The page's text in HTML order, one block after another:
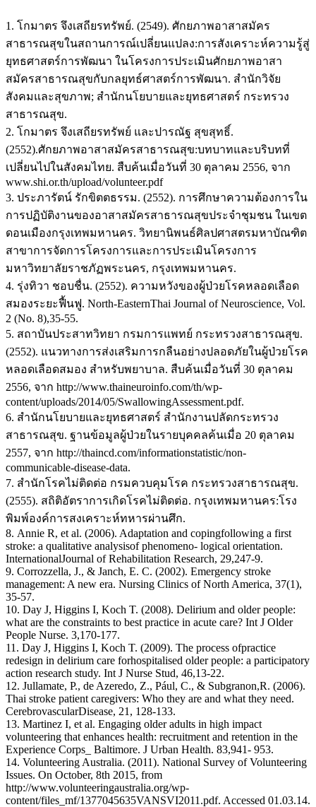
1. โกมาตร จึงเสถียรทรัพย์. (2549). ศักยภาพอาสาสมัคร
สาธารณสุขในสถานการณ์เปลี่ยนแปลง:การสังเคราะห์ความรู้สู่
ยุทธศาสตร์การพัฒนา ในโครงการประเมินศักยภาพอาสา
สมัครสาธารณสุขกับกลยุทธ์ศาสตร์การพัฒนา. สํานักวิจัย
สังคมและสุขภาพ; สำนักนโยบายและยุทธศาสตร์ กระทรวง
สาธารณสุข.
2. โกมาตร จึงเสถียรทรัพย์ และปารณัฐ สุขสุทธิ์.
(2552).ศักยภาพอาสาสมัครสาธารณสุข:บทบาทและบริบทที่
เปลี่ยนไปในสังคมไทย. สืบค้นเมื่อวันที่ 30 ตุลาคม 2556, จาก
www.shi.or.th/upload/volunteer.pdf
3. ประภารัตน์ รักขิตตธรรม. (2552). การศึกษาความต้องการใน
การปฏิบัติงานของอาสาสมัครสาธารณสุขประจําชุมชน ในเขต
ดอนเมืองกรุงเทพมหานคร. วิทยานิพนธ์ศิลปศาสตรมหาบัณฑิต
สาขาการจัดการโครงการและการประเมินโครงการ
มหาวิทยาลัยราชภัฏพระนคร, กรุงเทพมหานคร.
4. รุ่งทิวา ชอบชื่น. (2552). ความหวังของผู้ป่วยโรคหลอดเลือด
สมองระยะฟื้นฟู. North-EasternThai Journal of Neuroscience, Vol.
2 (No. 8),35-55.
5. สถาบันประสาทวิทยา กรมการแพทย์ กระทรวงสาธารณสุข.
(2552). แนวทางการส่งเสริมการกลืนอย่างปลอดภัยในผู้ป่วยโรค
หลอดเลือดสมอง สำหรับพยาบาล. สืบค้นเมื่อวันที่ 30 ตุลาคม
2556, จาก http://www.thaineuroinfo.com/th/wp-
content/uploads/2014/05/SwallowingAssessment.pdf.
6. สำนักนโยบายและยุทธศาสตร์ สำนักงานปลัดกระทรวง
สาธารณสุข. ฐานข้อมูลผู้ป่วยในรายบุคคลค้นเมื่อ 20 ตุลาคม
2557, จาก http://thaincd.com/informationstatistic/non-
communicable-disease-data.
7. สำนักโรคไม่ติดต่อ กรมควบคุมโรค กระทรวงสาธารณสุข.
(2555). สถิติอัตราการเกิดโรคไม่ติดต่อ. กรุงเทพมหานคร:โรง
พิมพ์องค์การสงเคราะห์ทหารผ่านศึก.
8. Annie R, et al. (2006). Adaptation and copingfollowing a first
stroke: a qualitative analysisof phenomeno- logical orientation.
InternationalJournal of Rehabilitation Research, 29,247-9.
9. Corrozzella, J., & Janch, E. C. (2002). Emergency stroke
management: A new era. Nursing Clinics of North America, 37(1),
35-57.
10. Day J, Higgins I, Koch T. (2008). Delirium and older people:
what are the constraints to best practice in acute care? Int J Older
People Nurse. 3,170-177.
11. Day J, Higgins I, Koch T. (2009). The process ofpractice
redesign in delirium care forhospitalised older people: a participatory
action research study. Int J Nurse Stud, 46,13-22.
12. Jullamate, P., de Azeredo, Z., Pául, C., & Subgranon,R. (2006).
Thai stroke patient caregivers: Who they are and what they need.
CerebrovascularDisease, 21, 128-133.
13. Martinez I, et al. Engaging older adults in high impact
volunteering that enhances health: recruitment and retention in the
Experience Corps_ Baltimore. J Urban Health. 83,941- 953.
14. Volunteering Australia. (2011). National Survey of Volunteering
Issues. On October, 8th 2015, from
http://www.volunteeringaustralia.org/wp-
content/files_mf/1377045635VANSVI2011.pdf. Accessed 01.03.14.